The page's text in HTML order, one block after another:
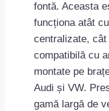
fontă. Aceasta
funcționa atât
centralizate,
compatibilă cu
montate pe
Audi și VW.
gamă largă de